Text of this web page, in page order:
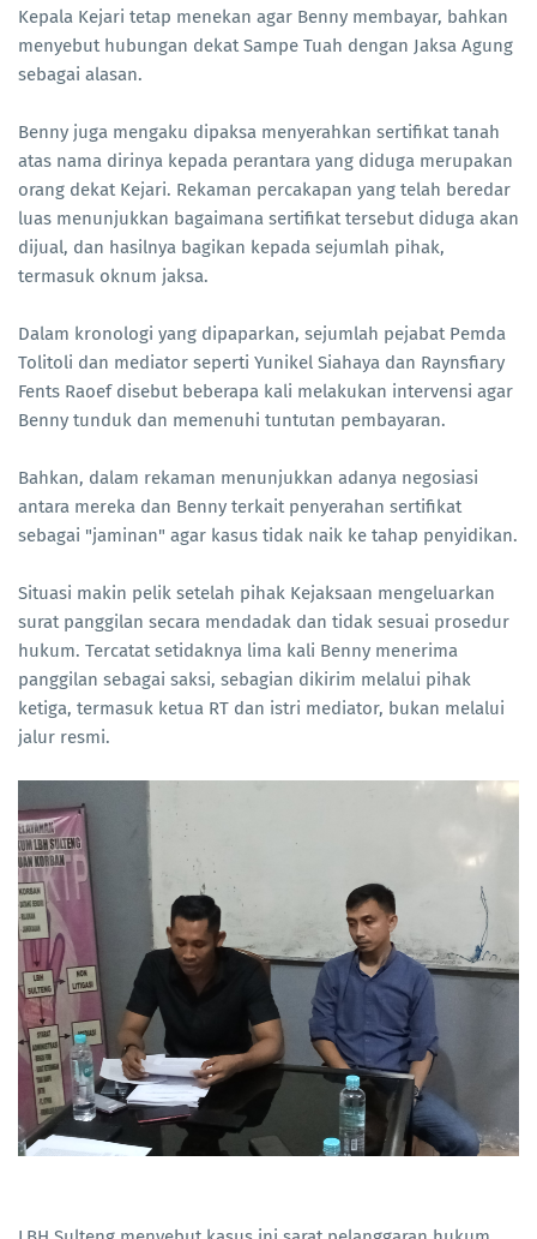
Kepala Kejari tetap menekan agar Benny membayar, bahkan
menyebut hubungan dekat Sampe Tuah dengan Jaksa Agung
sebagai alasan.
Benny juga mengaku dipaksa menyerahkan sertifikat tanah
atas nama dirinya kepada perantara yang diduga merupakan
orang dekat Kejari. Rekaman percakapan yang telah beredar
luas menunjukkan bagaimana sertifikat tersebut diduga akan
dijual, dan hasilnya bagikan kepada sejumlah pihak,
termasuk oknum jaksa.
Dalam kronologi yang dipaparkan, sejumlah pejabat Pemda
Tolitoli dan mediator seperti Yunikel Siahaya dan Raynsfiary
Fents Raoef disebut beberapa kali melakukan intervensi agar
Benny tunduk dan memenuhi tuntutan pembayaran.
Bahkan, dalam rekaman menunjukkan adanya negosiasi
antara mereka dan Benny terkait penyerahan sertifikat
sebagai "jaminan" agar kasus tidak naik ke tahap penyidikan.
Situasi makin pelik setelah pihak Kejaksaan mengeluarkan
surat panggilan secara mendadak dan tidak sesuai prosedur
hukum. Tercatat setidaknya lima kali Benny menerima
panggilan sebagai saksi, sebagian dikirim melalui pihak
ketiga, termasuk ketua RT dan istri mediator, bukan melalui
jalur resmi.